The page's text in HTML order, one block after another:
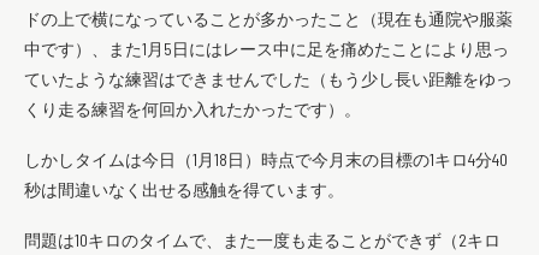
ドの上で横になっていることが多かったこと（現在も通院や服薬
中です）、また1月5日にはレース中に足を痛めたことにより思っ
ていたような練習はできませんでした（もう少し長い距離をゆっ
くり走る練習を何回か入れたかったです）。
しかしタイムは今日（1月18日）時点で今月末の目標の1キロ4分40
秒は間違いなく出せる感触を得ています。
問題は10キロのタイムで、また一度も走ることができず（2キロ